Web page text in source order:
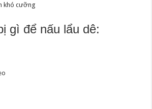
khó cưỡng
gì để nấu lẩu dê: